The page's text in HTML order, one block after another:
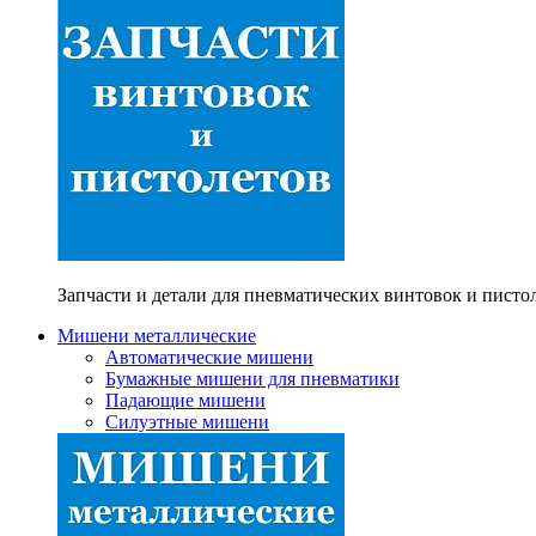
Запчасти и детали для пневматических винтовок и
Мишени металлические
Автоматические мишени
Бумажные мишени для пневматики
Падающие мишени
Силуэтные мишени